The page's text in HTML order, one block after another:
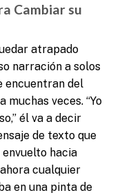
Cambiar su
atrapado
narración a solos
encuentran del
veces. “Yo
él va a decir
de texto que
envuelto hacia
cualquier
en una pinta de